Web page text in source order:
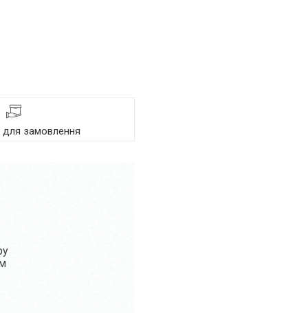
для замовлення